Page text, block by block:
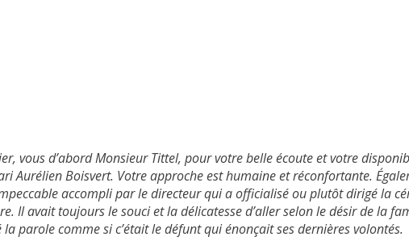
vous d’abord Monsieur Tittel, pour votre belle écoute et votre
Aurélien Boisvert. Votre approche est humaine et réconfortante.
accompli par le directeur qui a officialisé ou plutôt dirigé la
Il avait toujours le souci et la délicatesse d’aller selon le désir de la
parole comme si c’était le défunt qui énonçait ses dernières volontés.